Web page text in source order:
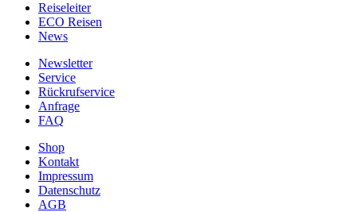
Reiseleiter
ECO Reisen
News
Newsletter
Service
Rückrufservice
Anfrage
FAQ
Shop
Kontakt
Impressum
Datenschutz
AGB